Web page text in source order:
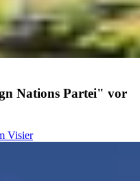
Nations Partei" vor
Visier